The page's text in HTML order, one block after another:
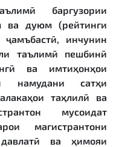
баргузории
ва дуюм (рейтинги
инчунин
таълимӣ пешбинӣ
ва имтиҳонҳои
намудани сатҳи
таҳлилӣ ва
мусоидат
магистрантони
давлатӣ ва ҳимояи